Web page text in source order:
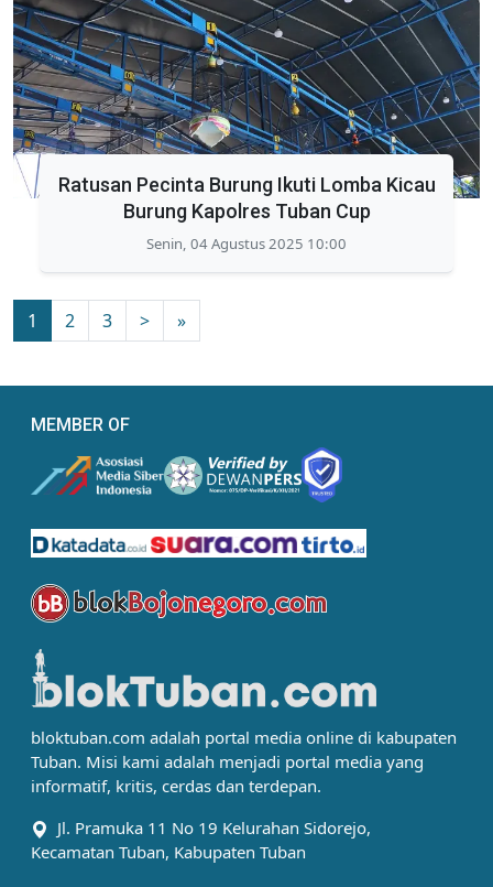
Ratusan Pecinta Burung Ikuti Lomba Kicau
Burung Kapolres Tuban Cup
Senin, 04 Agustus 2025 10:00
1 2 3 > »
MEMBER OF
bloktuban.com adalah portal media online di kabupaten
Tuban. Misi kami adalah menjadi portal media yang
informatif, kritis, cerdas dan terdepan.
Jl. Pramuka 11 No 19 Kelurahan Sidorejo,
Kecamatan Tuban, Kabupaten Tuban